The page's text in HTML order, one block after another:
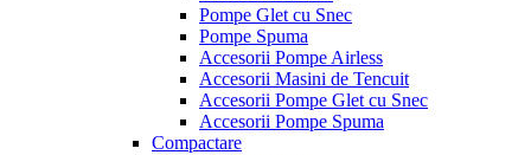
Pompe Glet cu Snec
Pompe Spuma
Accesorii Pompe Airless
Accesorii Masini de Tencuit
Accesorii Pompe Glet cu Snec
Accesorii Pompe Spuma
Compactare